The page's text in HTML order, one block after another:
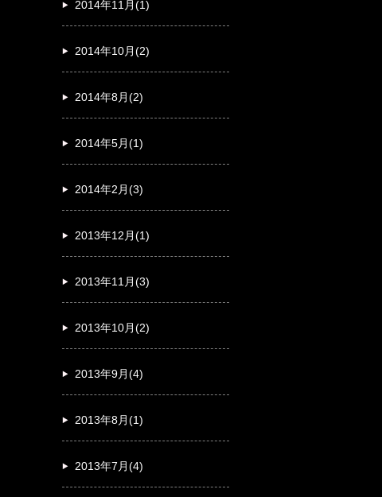
2014年11月(1)
2014年10月(2)
2014年8月(2)
2014年5月(1)
2014年2月(3)
2013年12月(1)
2013年11月(3)
2013年10月(2)
2013年9月(4)
2013年8月(1)
2013年7月(4)